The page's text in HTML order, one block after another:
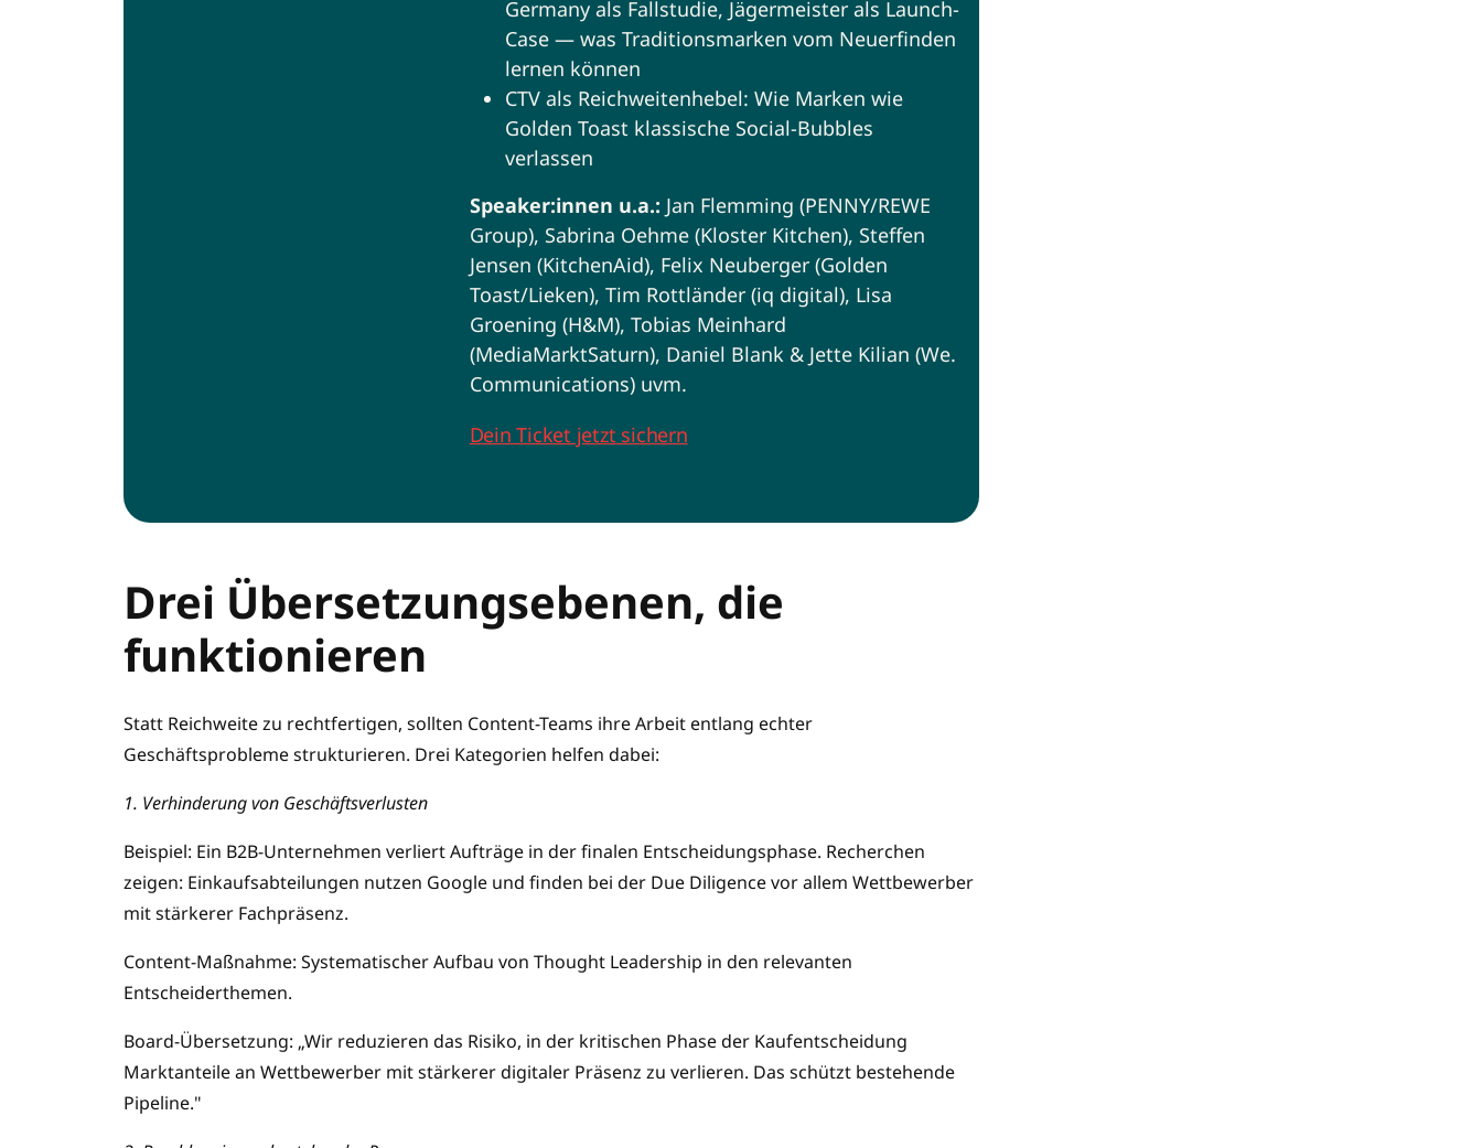
Germany als Fallstudie, Jägermeister als Launch-
Case — was Traditionsmarken vom Neuerfinden
lernen können
CTV als Reichweitenhebel: Wie Marken wie
Golden Toast klassische Social-Bubbles
verlassen
Speaker:innen u.a.: Jan Flemming (PENNY/REWE
Group), Sabrina Oehme (Kloster Kitchen), Steffen
Jensen (KitchenAid), Felix Neuberger (Golden
Toast/Lieken), Tim Rottländer (iq digital), Lisa
Groening (H&M), Tobias Meinhard
(MediaMarktSaturn), Daniel Blank & Jette Kilian (We.
Communications) uvm.
Dein Ticket jetzt sichern
Drei Übersetzungsebenen, die
funktionieren
Statt Reichweite zu rechtfertigen, sollten Content-Teams ihre Arbeit entlang echter
Geschäftsprobleme strukturieren. Drei Kategorien helfen dabei:
1. Verhinderung von Geschäftsverlusten
Beispiel: Ein B2B-Unternehmen verliert Aufträge in der finalen Entscheidungsphase. Recherchen
zeigen: Einkaufsabteilungen nutzen Google und finden bei der Due Diligence vor allem Wettbewerber
mit stärkerer Fachpräsenz.
Content-Maßnahme: Systematischer Aufbau von Thought Leadership in den relevanten
Entscheiderthemen.
Board-Übersetzung: „Wir reduzieren das Risiko, in der kritischen Phase der Kaufentscheidung
Marktanteile an Wettbewerber mit stärkerer digitaler Präsenz zu verlieren. Das schützt bestehende
Pipeline."